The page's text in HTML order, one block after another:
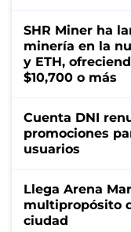
SHR Miner ha
minería en la
y ETH,
$10,700 o más
Cuenta DNI
promociones
usuarios
Llega Arena
multipropósito
ciudad